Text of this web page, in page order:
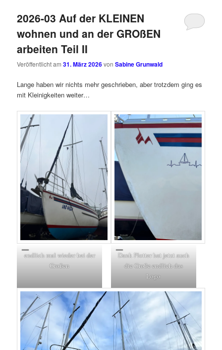
2026-03 Auf der KLEINEN
wohnen und an der GROßEN
arbeiten Teil II
Veröffentlicht am31. März 2026vonSabine Grunwald
Lange haben wir nichts mehr geschrieben, aber trotzdem ging es
mit Kleinigkeiten weiter…
endlich mal wieder bei der
Großen
Dank Plotter hat jetzt auch
die Große endlich das
Logo